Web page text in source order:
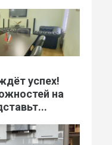
успех!
на